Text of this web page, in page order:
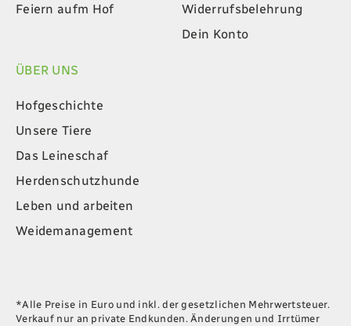
Feiern aufm Hof
Widerrufsbelehrung
Dein Konto
ÜBER UNS
Hofgeschichte
Unsere Tiere
Das Leineschaf
Herdenschutzhunde
Leben und arbeiten
Weidemanagement
*Alle Preise in Euro und inkl. der gesetzlichen Mehrwertsteuer.
Verkauf nur an private Endkunden. Änderungen und Irrtümer